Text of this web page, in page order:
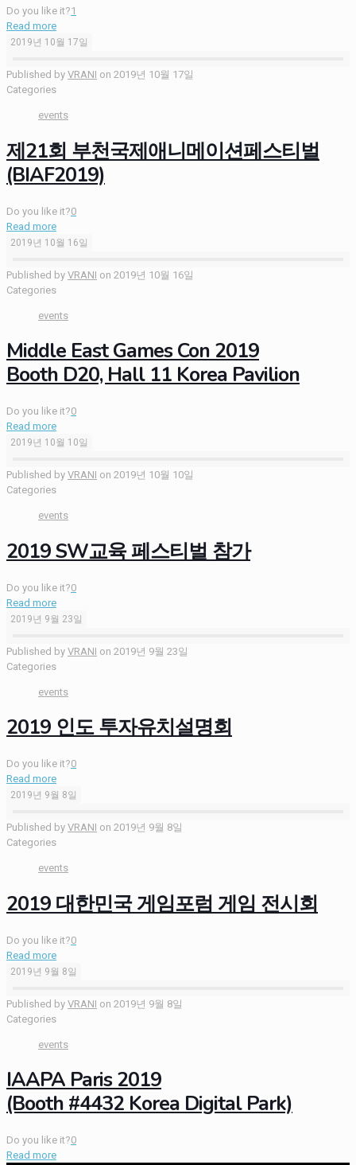
Do you like it?1
Read more
2019년 10월 17일
Published by VRANI on 2019년 10월 17일
Categories
events
제21회 부천국제애니메이션페스티벌
(BIAF2019)
Do you like it?0
Read more
2019년 10월 16일
Published by VRANI on 2019년 10월 16일
Categories
events
Middle East Games Con 2019
Booth D20, Hall 11 Korea Pavilion
Do you like it?0
Read more
2019년 10월 10일
Published by VRANI on 2019년 10월 10일
Categories
events
2019 SW교육 페스티벌 참가
Do you like it?0
Read more
2019년 9월 23일
Published by VRANI on 2019년 9월 23일
Categories
events
2019 인도 투자유치설명회
Do you like it?0
Read more
2019년 9월 8일
Published by VRANI on 2019년 9월 8일
Categories
events
2019 대한민국 게임포럼 게임 전시회
Do you like it?0
Read more
2019년 9월 8일
Published by VRANI on 2019년 9월 8일
Categories
events
IAAPA Paris 2019
(Booth #4432 Korea Digital Park)
Do you like it?0
Read more